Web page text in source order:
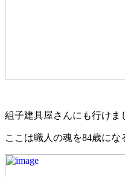
組子建具屋さんにも行けま
ここは職人の魂を84歳にな